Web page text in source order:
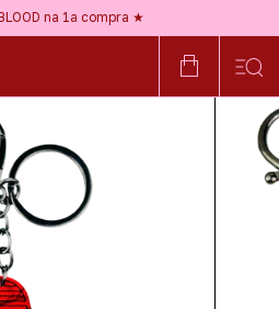
na 1ª compra ★
são HIPOALERGÊNICOS ★